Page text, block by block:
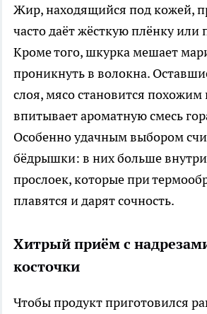
Жир, находящийся под кожей,
часто даёт жёсткую плёнку или
Кроме того, шкурка мешает
проникнуть в волокна.
слоя, мясо становится
впитывает ароматную смесь
Особенно удачным выбором
бёдрышки: в них больше
прослоек, которые при
плавятся и дарят сочность.
Хитрый приём с
косточки
Чтобы продукт приготовился